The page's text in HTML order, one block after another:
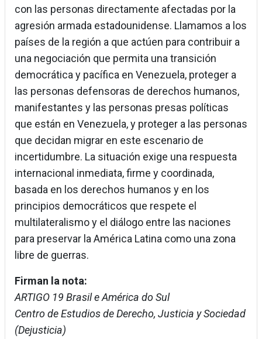
con las personas directamente afectadas por la
agresión armada estadounidense. Llamamos a los
países de la región a que actúen para contribuir a
una negociación que permita una transición
democrática y pacífica en Venezuela, proteger a
las personas defensoras de derechos humanos,
manifestantes y las personas presas políticas
que están en Venezuela, y proteger a las personas
que decidan migrar en este escenario de
incertidumbre. La situación exige una respuesta
internacional inmediata, firme y coordinada,
basada en los derechos humanos y en los
principios democráticos que respete el
multilateralismo y el diálogo entre las naciones
para preservar la América Latina como una zona
libre de guerras.
Firman la nota:
ARTIGO 19 Brasil e América do Sul
Centro de Estudios de Derecho, Justicia y Sociedad
(Dejusticia)